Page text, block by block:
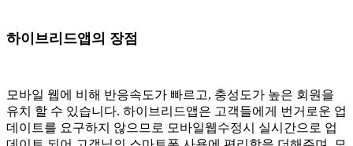
하이브리드앱의 장점
모바일 웹에 비해 반응속도가 빠르고, 충성도가 높은 회원을
유치 할 수 있습니다. 하이브리드앱은 고객들에게 번거로운 업
데이트를 요구하지 않으므로 모바일웹수정시 실시간으로 업